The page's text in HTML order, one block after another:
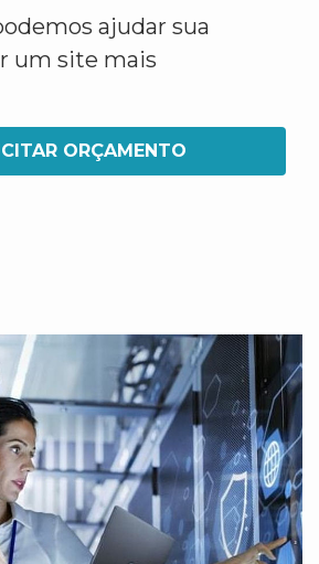
ajudar sua
um site mais
ORÇAMENTO